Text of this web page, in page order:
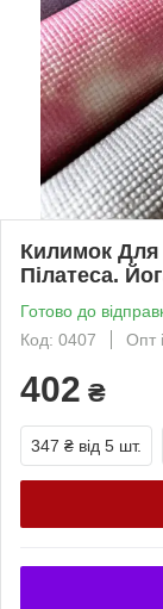
Килимок Для
Пілатеса.
Готово до
Код: 0407
Опт
402 ₴
347 ₴ від 5 шт.